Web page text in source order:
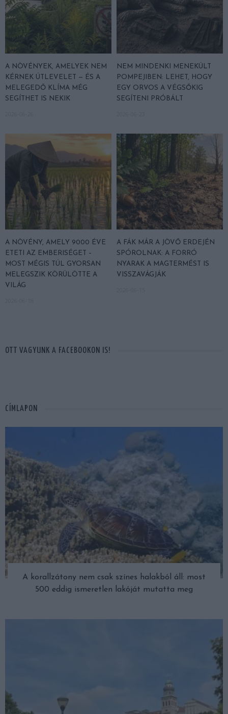
A NÖVÉNYEK, AMELYEK NEM
KÉRNEK ÚTLEVELET — ÉS A
MELEGEDŐ KLÍMA MÉG
SEGÍTHET IS NEKIK
NEM MINDENKI MENEKÜLT
POMPEJIBEN: LEHET, HOGY
EGY ORVOS A VÉGSŐKIG
SEGÍTENI PRÓBÁLT
A NÖVÉNY, AMELY 9000 ÉVE
ETETI AZ EMBERISÉGET –
MOST MÉGIS TÚL GYORSAN
MELEGSZIK KÖRÜLÖTTE A
VILÁG
A FÁK MÁR A JÖVŐ ERDEJÉN
SPÓROLNAK: A FORRÓ
NYARAK A MAGTERMÉST IS
VISSZAVÁGJÁK
OTT VAGYUNK A FACEBOOKON IS!
CÍMLAPON
A korallzátony nem csak színes halakból áll: most
500 eddig ismeretlen lakóját mutatta meg